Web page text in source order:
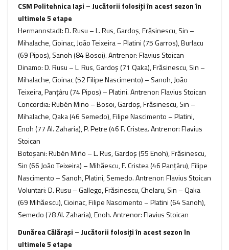
CSM Politehnica Iași – Jucătorii folosiţi în acest sezon în
ultimele 5 etape
Hermannstadt: D. Rusu – L. Rus, Gardoş, Frăsinescu, Sin –
Mihalache, Cioinac, João Teixeira – Platini (75 Garros), Burlacu
(69 Pipos), Sanoh (84 Bosoi). Antrenor: Flavius Stoican
Dinamo: D. Rusu – L. Rus, Gardoş (71 Qaka), Frăsinescu, Sin –
Mihalache, Cioinac (52 Filipe Nascimento) – Sanoh, João
Teixeira, Panţâru (74 Pipos) – Platini. Antrenor: Flavius Stoican
Concordia: Rubén Miño – Bosoi, Gardoş, Frăsinescu, Sin –
Mihalache, Qaka (46 Semedo), Filipe Nascimento – Platini,
Enoh (77 Al. Zaharia), P. Petre (46 F. Cristea. Antrenor: Flavius
Stoican
Botoşani: Rubén Miño – L. Rus, Gardoş (55 Enoh), Frăsinescu,
Sin (66 João Teixeira) – Mihăescu, F. Cristea (46 Panţâru), Filipe
Nascimento – Sanoh, Platini, Semedo. Antrenor: Flavius Stoican
Voluntari: D. Rusu – Gallego, Frăsinescu, Chelaru, Sin – Qaka
(69 Mihăescu), Cioinac, Filipe Nascimento – Platini (64 Sanoh),
Semedo (78 Al. Zaharia), Enoh. Antrenor: Flavius Stoican
Dunărea Călărași – Jucătorii folosiţi în acest sezon în
ultimele 5 etape